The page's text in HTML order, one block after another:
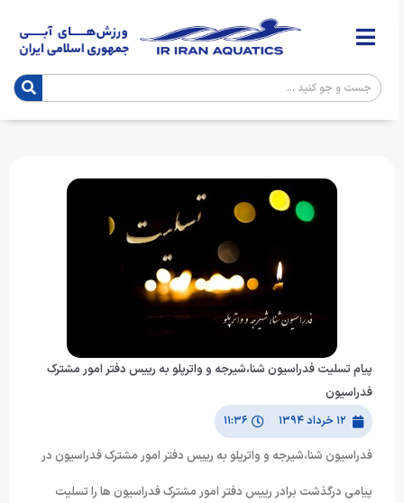
پیام تسلیت فدراسیون شنا،شیرجه و واترپلو به رییس دفتر امور مشترک
فدراسیون
۱۲ خرداد ۱۳۹۴ ۱۱:۳۶
فدراسیون شنا،شیرجه و واترپلو به رییس دفتر امور مشترک فدراسیون در
پیامی درگذشت برادر رییس دفتر امور مشترک فدراسیون ها را تسلیت